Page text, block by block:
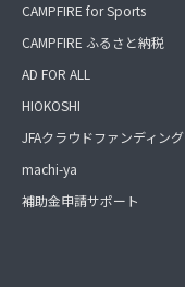
CAMPFIRE for Sports
CAMPFIRE ふるさと納税
AD FOR ALL
HIOKOSHI
JFAクラウドファンディング
machi-ya
補助金申請サポート